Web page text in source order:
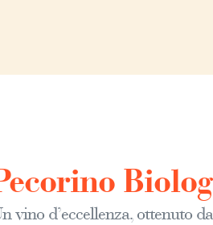
vino d’eccellenza, ottenuto